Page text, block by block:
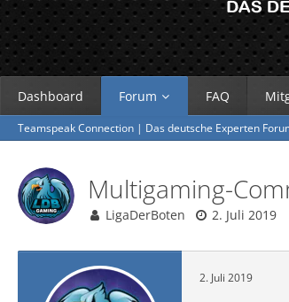
Dashboard Forum FAQ
Teamspeak Connection | Das deutsche Experten
Multigaming-
LigaDerBoten 2. Juli 2019
2. Juli 2019